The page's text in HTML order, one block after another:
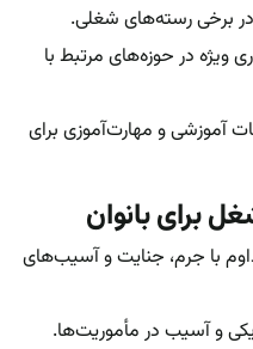
در برخی رسته‌های شغلی.
ویژه در حوزه‌های مرتبط با
آموزشی و مهارت‌آموزی برای
برای بانوان
با جرم، جنایت و آسیب‌های
و آسیب در مأموریت‌ها.